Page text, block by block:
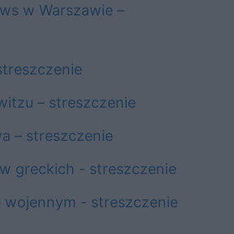
w Warszawie –
– streszczenie
– streszczenie
greckich - streszczenie
wojennym - streszczenie